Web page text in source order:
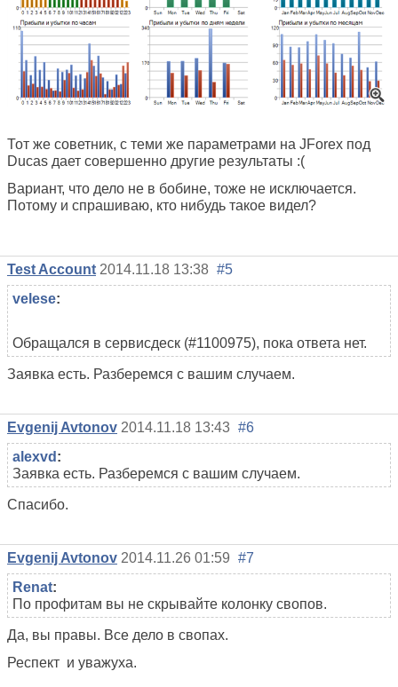
Тот же советник, с теми же параметрами на JForex под
Ducas дает совершенно другие результаты :(
Вариант, что дело не в бобине, тоже не исключается.
Потому и спрашиваю, кто нибудь такое видел?
Test Account 2014.11.18 13:38 #5
velese:
Обращался в сервисдеск (#1100975), пока ответа нет.
Заявка есть. Разберемся с вашим случаем.
Evgenij Avtonov 2014.11.18 13:43 #6
alexvd :
Заявка есть. Разберемся с вашим случаем.
Спасибо.
Evgenij Avtonov 2014.11.26 01:59 #7
Renat:
По профитам вы не скрывайте колонку свопов.
Да, вы правы. Все дело в свопах.
Респект и уважуха.